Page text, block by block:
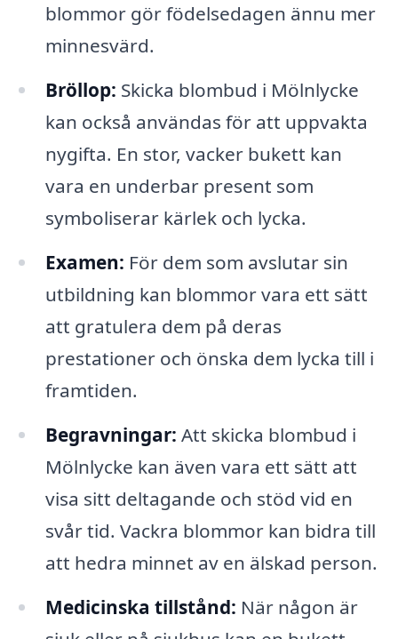
blommor gör födelsedagen ännu mer
minnesvärd.
Bröllop: Skicka blombud i Mölnlycke
kan också användas för att uppvakta
nygifta. En stor, vacker bukett kan
vara en underbar present som
symboliserar kärlek och lycka.
Examen: För dem som avslutar sin
utbildning kan blommor vara ett sätt
att gratulera dem på deras
prestationer och önska dem lycka till i
framtiden.
Begravningar: Att skicka blombud i
Mölnlycke kan även vara ett sätt att
visa sitt deltagande och stöd vid en
svår tid. Vackra blommor kan bidra till
att hedra minnet av en älskad person.
Medicinska tillstånd: När någon är